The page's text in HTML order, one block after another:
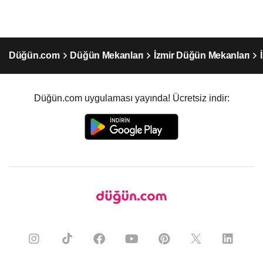
Düğün.com Düğün Mekanları İzmir Düğün Mekanları
Düğün.com uygulaması yayında! Ücretsiz indir: